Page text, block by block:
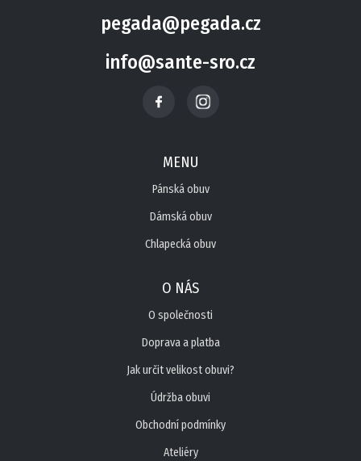
pegada@pegada.cz
info@sante-sro.cz
MENU
Pánská obuv
Dámská obuv
Chlapecká obuv
O NÁS
O společnosti
Doprava a platba
Jak určit velikost obuvi?
Údržba obuvi
Obchodní podmínky
Ateliéry